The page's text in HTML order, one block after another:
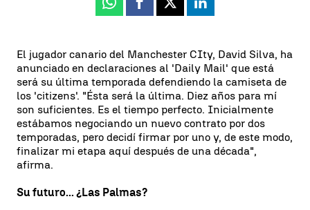
Whatsapp
Facebook
X Linkedin
El jugador canario del Manchester CIty, David Silva, ha
anunciado en declaraciones al 'Daily Mail' que está
será su última temporada defendiendo la camiseta de
los 'citizens'. "Ésta será la última. Diez años para mí
son suficientes. Es el tiempo perfecto. Inicialmente
estábamos negociando un nuevo contrato por dos
temporadas, pero decidí firmar por uno y, de este modo,
finalizar mi etapa aquí después de una década",
afirma.
Su futuro... ¿Las Palmas?